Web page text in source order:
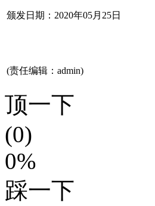
颁发日期：2020年05月25日
(责任编辑：admin)
顶一下
(0)
0%
踩一下